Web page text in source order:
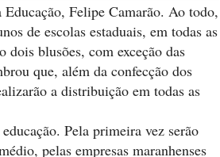
Felipe Camarão. Ao todo,
de escolas estaduais, em todas as
dois blusões, com exceção das
que, além da confecção dos
a distribuição em todas as
Pela primeira vez serão
pelas empresas maranhenses